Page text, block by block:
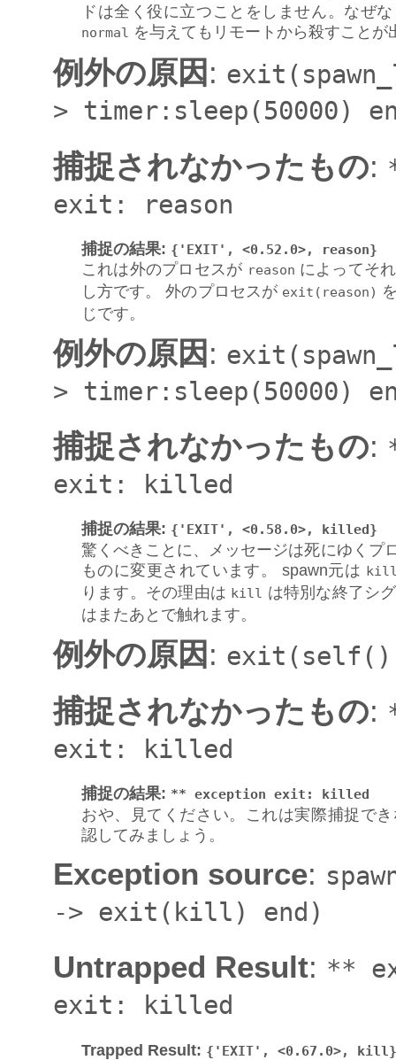
ドは全く役に立つことをしません。なぜ
normal を与えてもリモートから殺すことが
例外の原因 :
> timer:sleep(50000)
捕捉されなかったもの:
exit:
reason
捕捉の結果: {'EXIT', <0.52.0>, reason}
これは外のプロセスが reason によってそ
し方です。 外のプロセスが exit(reason)
じです。
例外の原因 :
> timer:sleep(50000)
捕捉されなかったもの:
exit:
killed
捕捉の結果: {'EXIT', <0.58.0>, killed}
驚くべきことに、メッセージは死にゆくプ
ものに変更されています。 spawn元は
ります。その理由は kill は特別な終了シ
はまたあとで触れます。
例外の原因 :
捕捉されなかったもの:
exit:
killed
捕捉の結果: ** exception exit: killed
おや、見てください。これは実際捕捉で
認してみましょう。
Exception source:
-> exit(kill) end)
Untrapped Result: **
exit:
killed
Trapped Result: {'EXIT', <0.67.0>, kill}